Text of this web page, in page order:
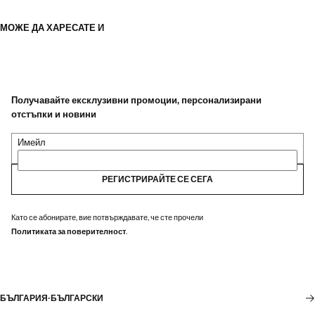
МОЖЕ ДА ХАРЕСАТЕ И
Получавайте ексклузивни промоции, персонализирани
отстъпки и новини
Имейл
РЕГИСТРИРАЙТЕ СЕ СЕГА
Като се абонирате, вие потвърждавате, че сте прочели
Политиката за поверителност.
БЪЛГАРИЯ·БЪЛГАРСКИ